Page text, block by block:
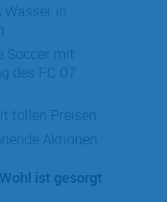
Wasser in
Soccer mit
des FC 07
tollen Preisen
Aktionen
ist gesorgt